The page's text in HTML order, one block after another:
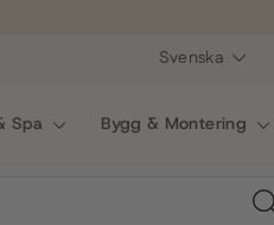
Svenska
Spa Bygg & Montering